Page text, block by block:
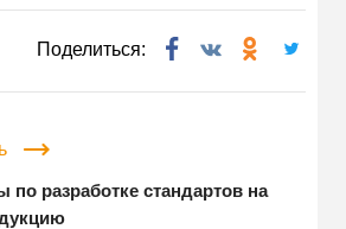
Поделиться:
по разработке стандартов на